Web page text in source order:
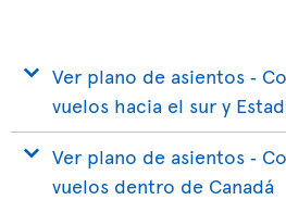
Ver plano de asientos ‐
vuelos hacia el sur y
Ver plano de asientos ‐
vuelos dentro de Canadá